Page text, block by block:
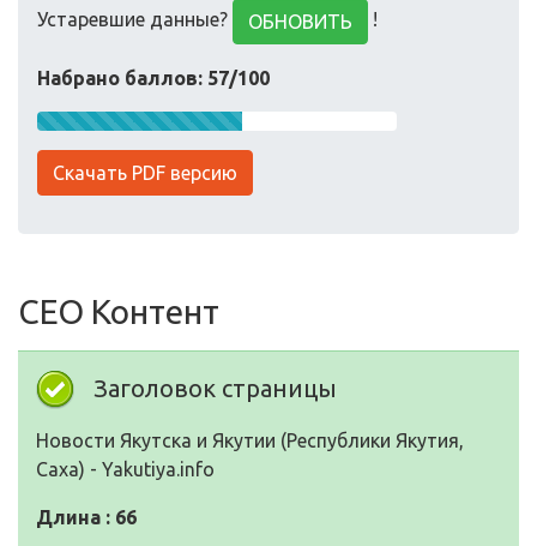
Устаревшие данные? ОБНОВИТЬ !
Набрано баллов: 57/100
Скачать PDF версию
СЕО Контент
Заголовок страницы
Нoвoсти Якутска и Якутии (Республики Якутия,
Саха) - Yakutiya.info
Длина : 66